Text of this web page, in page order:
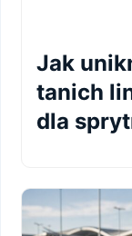
Jak
tanich
dla